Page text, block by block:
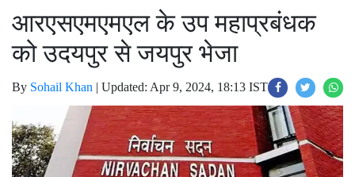
आरएसएमएमएल के उप महाप्रबंधक
को उदयपुर से जयपुर भेजा
By Sohail Khan | Updated: Apr 9, 2024, 18:13 IST